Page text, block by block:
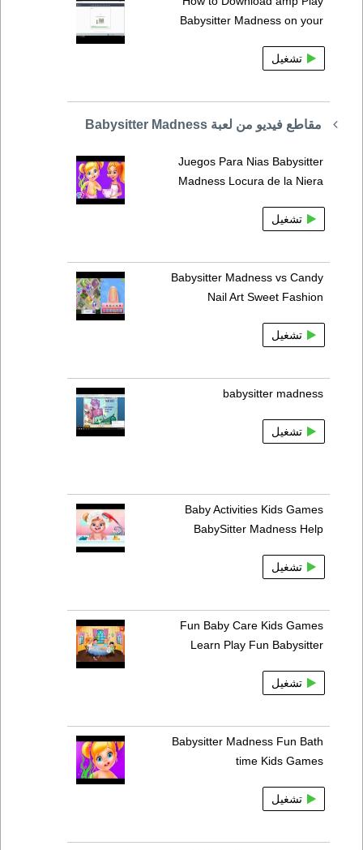
Babysitter Madness on your
تشغيل
مقاطع فيديو من لعبة Babysitter Madness
Juegos Para Nias Babysitter
Madness Locura de la Niera
تشغيل
Babysitter Madness vs Candy
Nail Art Sweet Fashion
تشغيل
babysitter madness
تشغيل
Baby Activities Kids Games
BabySitter Madness Help
تشغيل
Fun Baby Care Kids Games
Learn Play Fun Babysitter
تشغيل
Babysitter Madness Fun Bath
time Kids Games
تشغيل